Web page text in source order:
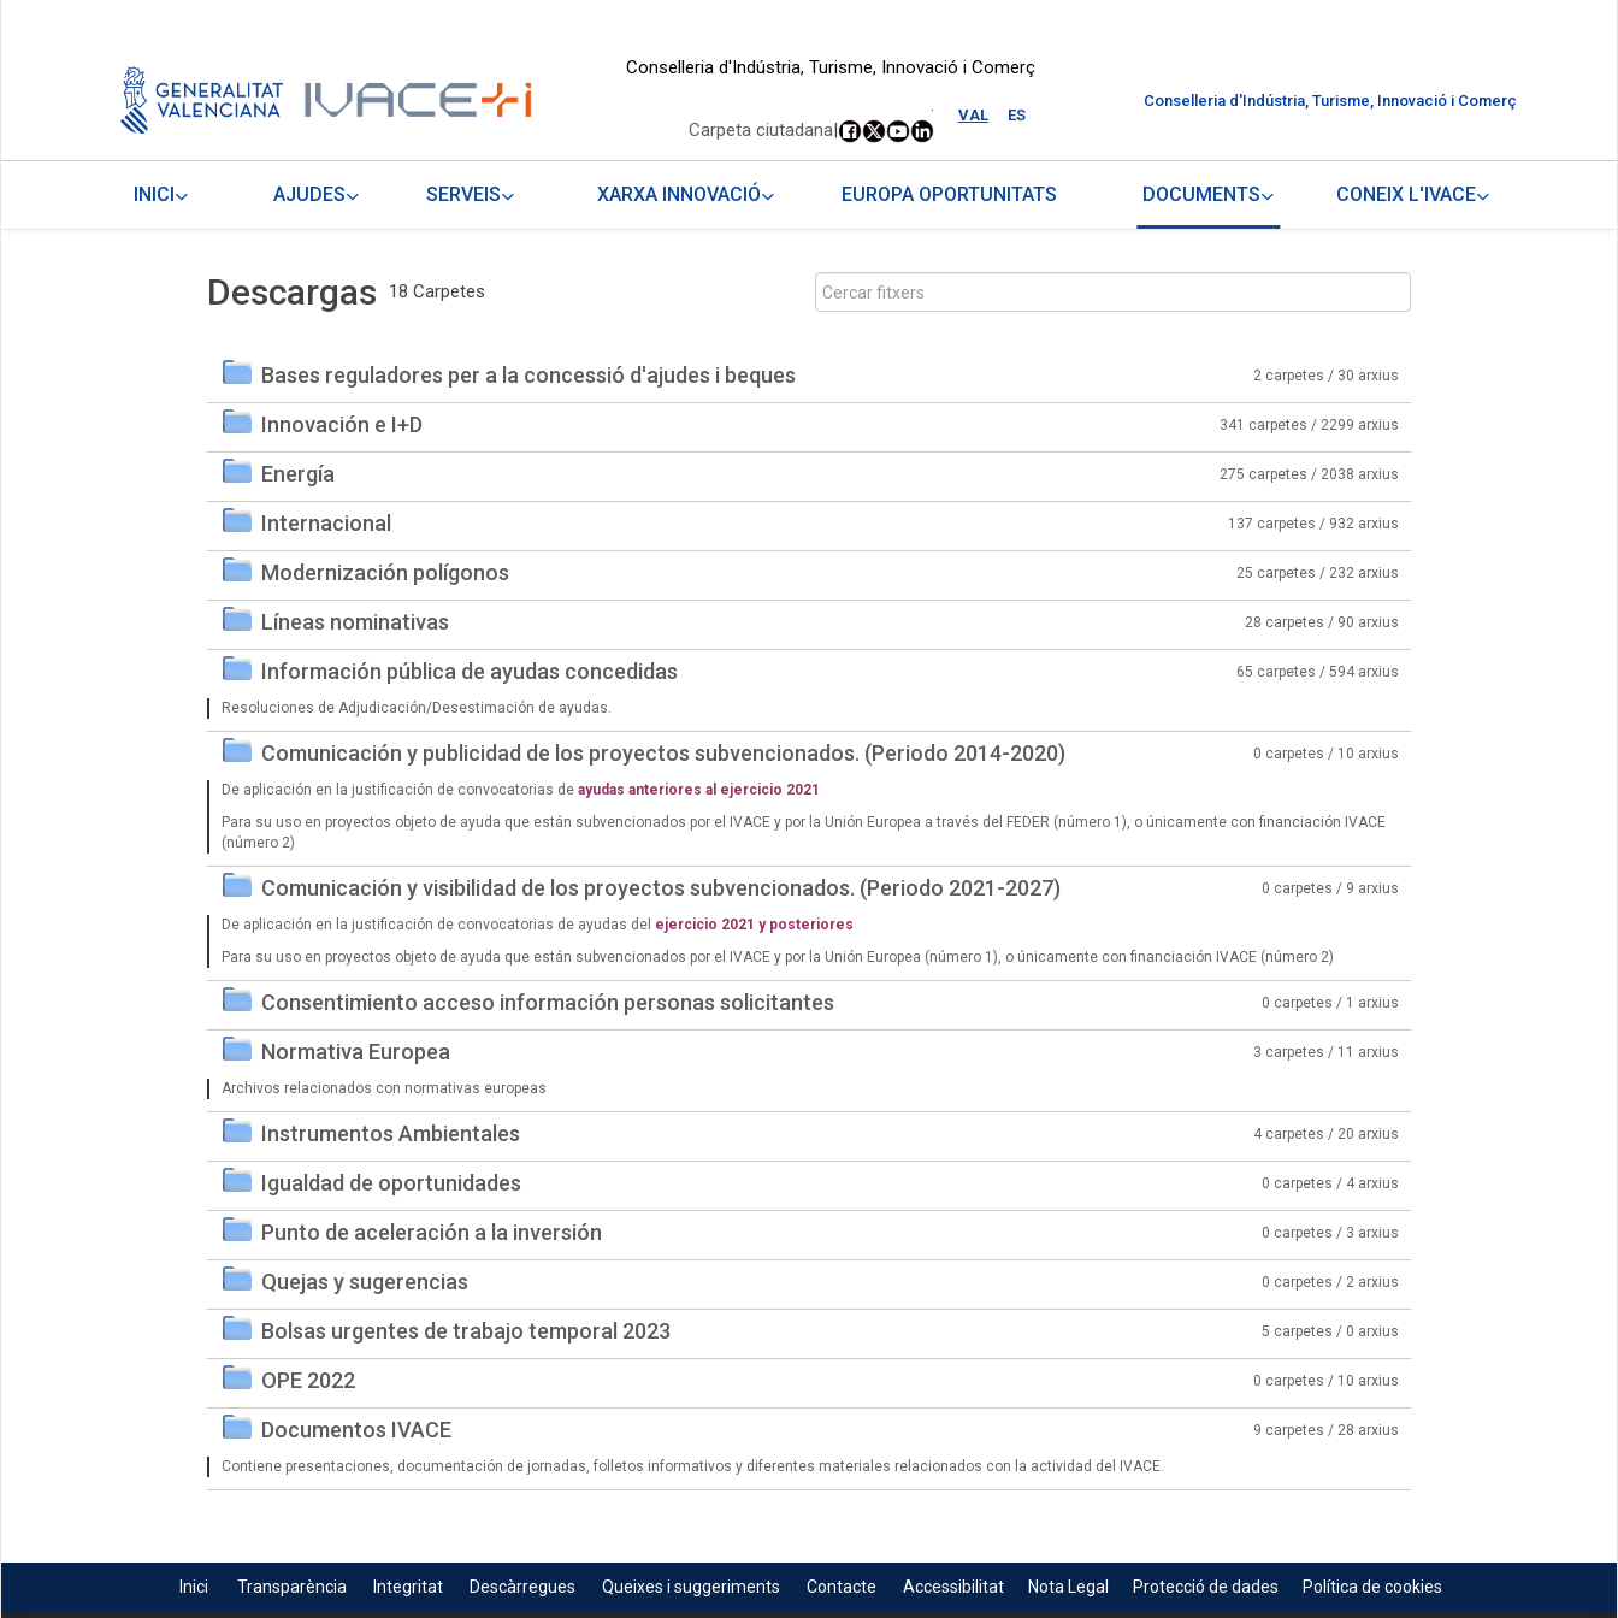
Conselleria d'Indústria, Turisme, Innovació i Comerç
VAL ES
.
Carpeta ciutadana|
Conselleria d'Indústria, Turisme, Innovació i Comerç
INICI AJUDES SERVEIS XARXA INNOVACIÓ EUROPA OPORTUNITATS DOCUMENTS CONEIX L'IVACE
Descargas 18 Carpetes
Bases reguladores per a la concessió d'ajudes i beques 2 carpetes / 30 arxius
Innovación e I+D 341 carpetes / 2299 arxius
Energía 275 carpetes / 2038 arxius
Internacional 137 carpetes / 932 arxius
Modernización polígonos 25 carpetes / 232 arxius
Líneas nominativas 28 carpetes / 90 arxius
Información pública de ayudas concedidas 65 carpetes / 594 arxius
Resoluciones de Adjudicación/Desestimación de ayudas.
Comunicación y publicidad de los proyectos subvencionados. (Periodo 2014-2020) 0 carpetes / 10 arxius
De aplicación en la justificación de convocatorias de ayudas anteriores al ejercicio 2021
Para su uso en proyectos objeto de ayuda que están subvencionados por el IVACE y por la Unión Europea a través del FEDER (número 1), o únicamente con financiación IVACE
(número 2)
Comunicación y visibilidad de los proyectos subvencionados. (Periodo 2021-2027) 0 carpetes / 9 arxius
De aplicación en la justificación de convocatorias de ayudas del ejercicio 2021 y posteriores
Para su uso en proyectos objeto de ayuda que están subvencionados por el IVACE y por la Unión Europea (número 1), o únicamente con financiación IVACE (número 2)
Consentimiento acceso información personas solicitantes 0 carpetes / 1 arxius
Normativa Europea 3 carpetes / 11 arxius
Archivos relacionados con normativas europeas
Instrumentos Ambientales 4 carpetes / 20 arxius
Igualdad de oportunidades 0 carpetes / 4 arxius
Punto de aceleración a la inversión 0 carpetes / 3 arxius
Quejas y sugerencias 0 carpetes / 2 arxius
Bolsas urgentes de trabajo temporal 2023 5 carpetes / 0 arxius
OPE 2022 0 carpetes / 10 arxius
Documentos IVACE 9 carpetes / 28 arxius
Contiene presentaciones, documentación de jornadas, folletos informativos y diferentes materiales relacionados con la actividad del IVACE.
Inici Transparència Integritat Descàrregues Queixes i suggeriments Contacte Accessibilitat Nota Legal Protecció de dades Política de cookies